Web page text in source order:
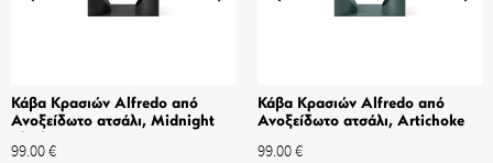
Κάβα Κρασιών Alfredo από
Ανοξείδωτο ατσάλι, Midnight
99.00€
Κάβα Κρασιών Alfredo από
Ανοξείδωτο ατσάλι, Artichoke
99.00€